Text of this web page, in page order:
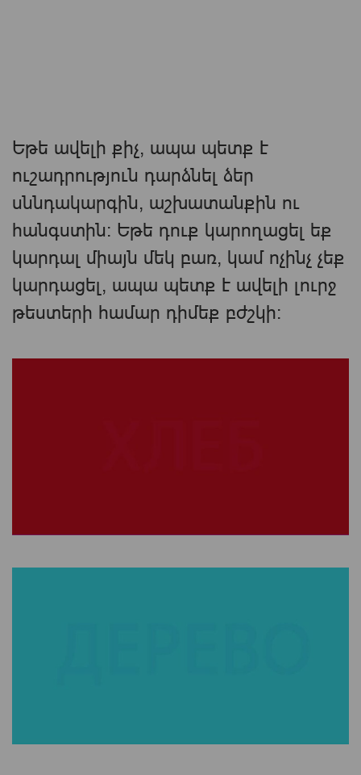
Եթե ​​ավելի քիչ, ապա պետք է
ուշադրություն դարձնել ձեր
սննդակարգին, աշխատանքին ու
հանգստին։ Եթե ​​դուք կարողացել եք
կարդալ միայն մեկ բառ, կամ ոչինչ չեք
կարդացել, ապա պետք է ավելի լուրջ
թեստերի համար դիմեք բժշկի: